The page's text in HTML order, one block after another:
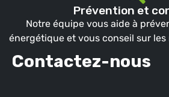
Prévention et
Notre équipe vous aide à
énergétique et vous conseil sur
Contactez-nous